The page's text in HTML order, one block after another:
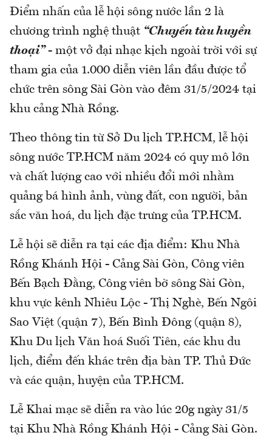
Điểm nhấn của lễ hội sông nước lần 2 là
chương trình nghệ thuật “Chuyến tàu huyền
thoại”- một vở đại nhạc kịch ngoài trời với sự
tham gia của 1.000 diễn viên lần đầu được tổ
chức trên sông Sài Gòn vào đêm 31/5/2024 tại
khu cảng Nhà Rồng.
Theo thông tin từ Sở Du lịch TP.HCM, lễ hội
sông nước TP.HCM năm 2024 có quy mô lớn
và chất lượng cao với nhiều đổi mới nhằm
quảng bá hình ảnh, vùng đất, con người, bản
sắc văn hoá, du lịch đặc trưng của TP.HCM.
Lễ hội sẽ diễn ra tại các địa điểm: Khu Nhà
Rồng Khánh Hội - Cảng Sài Gòn, Công viên
Bến Bạch Đằng, Công viên bờ sông Sài Gòn,
khu vực kênh Nhiêu Lộc - Thị Nghè, Bến Ngôi
Sao Việt (quận 7), Bến Bình Đông (quận 8),
Khu Du lịch Văn hoá Suối Tiên, các khu du
lịch, điểm đến khác trên địa bàn TP. Thủ Đức
và các quận, huyện của TP.HCM.
Lễ Khai mạc sẽ diễn ra vào lúc 20g ngày 31/5
tại Khu Nhà Rồng Khánh Hội - Cảng Sài Gòn.